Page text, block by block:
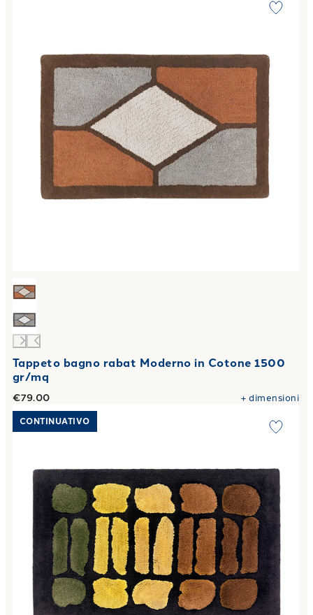
Tappeto bagno rabat Moderno in Cotone 1500
gr/mq
€79.00 +dimensioni
Link to "Tappeto bagno pablo Moderno in Cotone 1500 gr/
CONTINUATIVO